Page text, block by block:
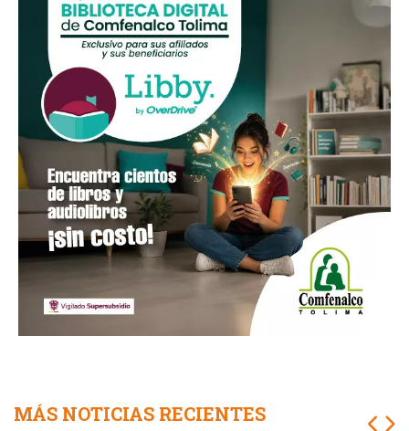
MÁS NOTICIAS RECIENTES